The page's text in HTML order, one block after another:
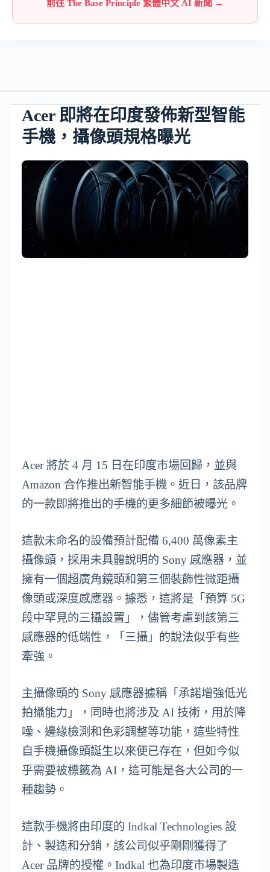
前往 The Base Principle 繁體中文 AI 新聞 →
Acer 即將在印度發佈新型智能
手機，攝像頭規格曝光
Acer 將於 4 月 15 日在印度市場回歸，並與
Amazon 合作推出新智能手機。近日，該品牌
的一款即將推出的手機的更多細節被曝光。
這款未命名的設備預計配備 6,400 萬像素主
攝像頭，採用未具體說明的 Sony 感應器，並
擁有一個超廣角鏡頭和第三個裝飾性微距攝
像頭或深度感應器。據悉，這將是「預算 5G
段中罕見的三攝設置」，儘管考慮到該第三
感應器的低端性，「三攝」的說法似乎有些
牽強。
主攝像頭的 Sony 感應器據稱「承諾增強低光
拍攝能力」，同時也將涉及 AI 技術，用於降
噪、邊緣檢測和色彩調整等功能，這些特性
自手機攝像頭誕生以來便已存在，但如今似
乎需要被標籤為 AI，這可能是各大公司的一
種趨勢。
這款手機將由印度的 Indkal Technologies 設
計、製造和分銷，該公司似乎剛剛獲得了
Acer 品牌的授權。Indkal 也為印度市場製造